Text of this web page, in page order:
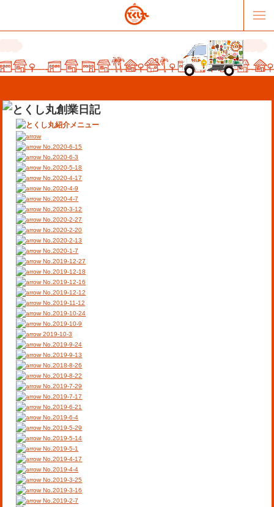
販売パートナー募集
オススメリンク
お問合せ
No.2020-6-15
No.2020-6-3
No.2020-5-18
No.2020-4-17
No.2020-4-9
No.2020-4-7
No.2020-3-12
No.2020-2-27
No.2020-2-20
No.2020-2-13
No.2020-1-7
No.2019-12-27
No.2019-12-18
No.2019-12-16
No.2019-12-12
No.2019-11-12
No.2019-10-24
No.2019-10-9
2019-10-3
No.2019-9-24
No.2019-9-13
No.2018-8-26
No.2019-8-22
No.2019-7-29
No.2019-7-17
No.2019-6-21
No.2019-6-4
No.2019-5-29
No.2019-5-14
No.2019-5-1
No.2019-4-17
No.2019-4-4
No.2019-3-25
No.2019-3-16
No.2019-2-7